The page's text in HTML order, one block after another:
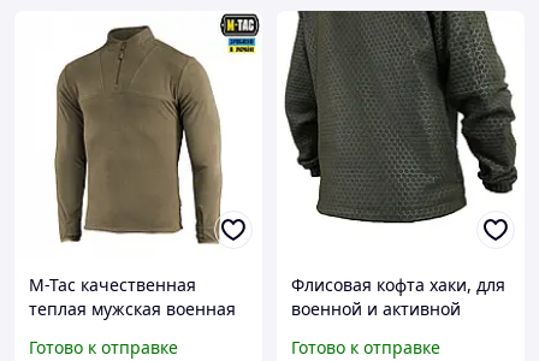
M-Tac качественная
теплая мужская военная
Готово к отправке
Флисовая кофта хаки, для
военной и активной
Готово к отправке